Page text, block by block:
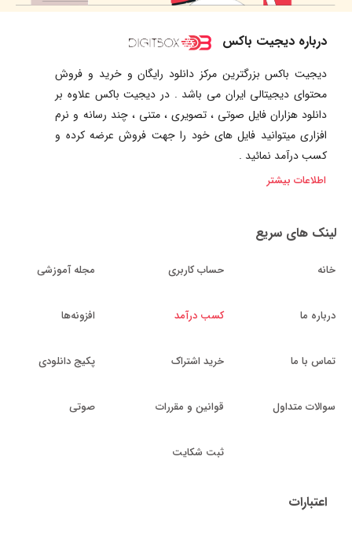
درباره دیجیت باکس
دیجیت باکس بزرگترین مرکز دانلود رایگان و خرید و فروش
محتوای دیجیتالی ایران می باشد . در دیجیت باکس علاوه بر
دانلود هزاران فایل صوتی ، تصویری ، متنی ، چند رسانه و نرم
افزاری میتوانید فایل های خود را جهت فروش عرضه کرده و
کسب درآمد نمائید .
اطلاعات بیشتر
لینک های سریع
خانه
درباره ما
تماس با ما
سوالات متداول
حساب کاربری
کسب درآمد
خرید اشتراک
قوانین و مقررات
ثبت شکایت
مجله آموزشی
افزونه‌ها
پکیج دانلودی
صوتی
اعتبارات